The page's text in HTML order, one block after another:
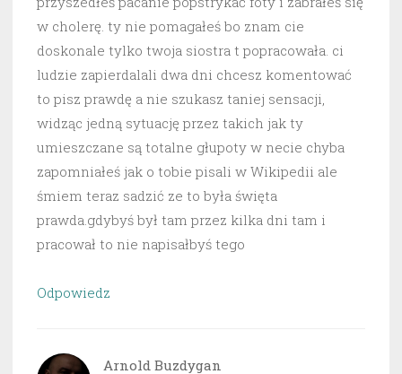
w cholerę. ty nie pomagałeś bo znam cie
doskonale tylko twoja siostra t popracowała. ci
ludzie zapierdalali dwa dni chcesz komentować
to pisz prawdę a nie szukasz taniej sensacji,
widząc jedną sytuację przez takich jak ty
umieszczane są totalne głupoty w necie chyba
zapomniałeś jak o tobie pisali w Wikipedii ale
śmiem teraz sadzić ze to była święta
prawda.gdybyś był tam przez kilka dni tam i
pracował to nie napisałbyś tego
Odpowiedz
Arnold Buzdygan